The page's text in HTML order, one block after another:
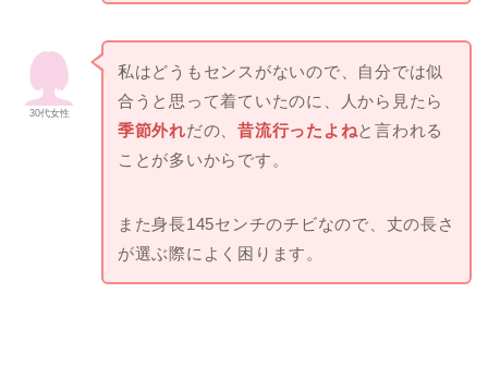
30代女性
私はどうもセンスがないので、自分では似
合うと思って着ていたのに、人から見たら
季節外れだの、昔流行ったよねと言われる
ことが多いからです。
また身長145センチのチビなので、丈の長さ
が選ぶ際によく困ります。